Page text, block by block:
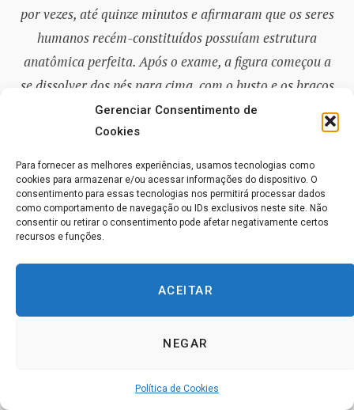
Gerenciar Consentimento de
Cookies
Para fornecer as melhores experiências, usamos tecnologias como
cookies para armazenar e/ou acessar informações do dispositivo. O
consentimento para essas tecnologias nos permitirá processar dados
como comportamento de navegação ou IDs exclusivos neste site. Não
consentir ou retirar o consentimento pode afetar negativamente certos
recursos e funções.
ACEITAR
NEGAR
Política de Cookies
por vezes, até quinze minutos e afirmaram que os seres
humanos recém-constituídos possuíam estrutura
anatômica perfeita. Após o exame, a figura começou a
se dissolver dos pés para cima, com o busto e os braços
flutuando no ar. Um dos médicos exclamou: ‘Mas isso é
demais!’ e correu para a frente, agarrando metade do
corpo. No instante seguinte, ele soltou um grito agudo e
caiu inconsciente no chão. Ao recobrar a consciência no
nível da percepção [consciousness], ele se lembrou
apenas de que, ao agarrar o fantasma, sentira como se
perdeu a consciência no nível da percepção
[consciousness]. Durante trinta e seis minutos, em plena
luz do dia, a materialização da filhinha do Dr. Souza,
Ela apareceu com as suas vestes funerárias. O seu pulso